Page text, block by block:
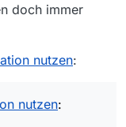
doch immer
nutzen:
nutzen: